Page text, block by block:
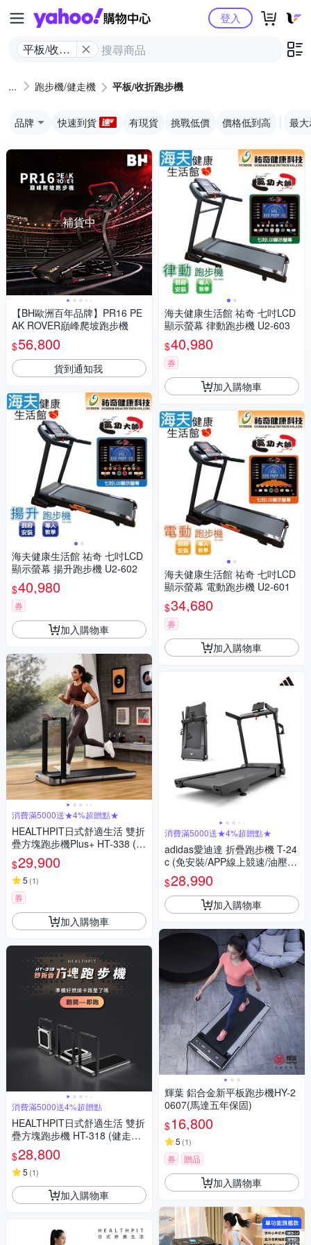
Yahoo購物中心
平板/收折
登入
跑步機/健走機 平板/收折跑步機
品牌 快速到貨 有現貨 挑戰低價 價格低到高 最
補貨中
【BH歐洲百年品牌】PR16 PE
AK ROVER巔峰爬坡跑步機
$56,800
貨到通知我
海夫健康生活館 祐奇 七吋LCD
顯示螢幕 揚升跑步機 U2-602
$40,980
券
加入購物車
消費滿5000送★4%超贈點★
HEALTHPIT日式舒適生活 雙折
疊方塊跑步機Plus+ HT-338 (健
走機/智跑機/慢跑機)
$29,900
5 (1)
券
加入購物車
消費滿5000送4%超贈點
HEALTHPIT日式舒適生活 雙折
疊方塊跑步機 HT-318 (健走機/
智跑機/慢跑機)
$28,800
5 (1)
加入購物車
海夫健康生活館 祐奇 七吋LCD
顯示螢幕 律動跑步機 U2-603
$40,980
券
加入購物車
海夫健康生活館 祐奇 七吋LCD
顯示螢幕 電動跑步機 U2-601
$34,680
券
加入購物車
消費滿5000送★4%超贈點★
adidas愛迪達 折疊跑步機 T-24
c (免安裝/APP線上競速/油壓折
疊/坡度揚升)
$28,990
加入購物車
輝葉 鋁合金新平板跑步機HY-2
0607(馬達五年保固)
$16,800
5 (1)
券 贈品
加入購物車